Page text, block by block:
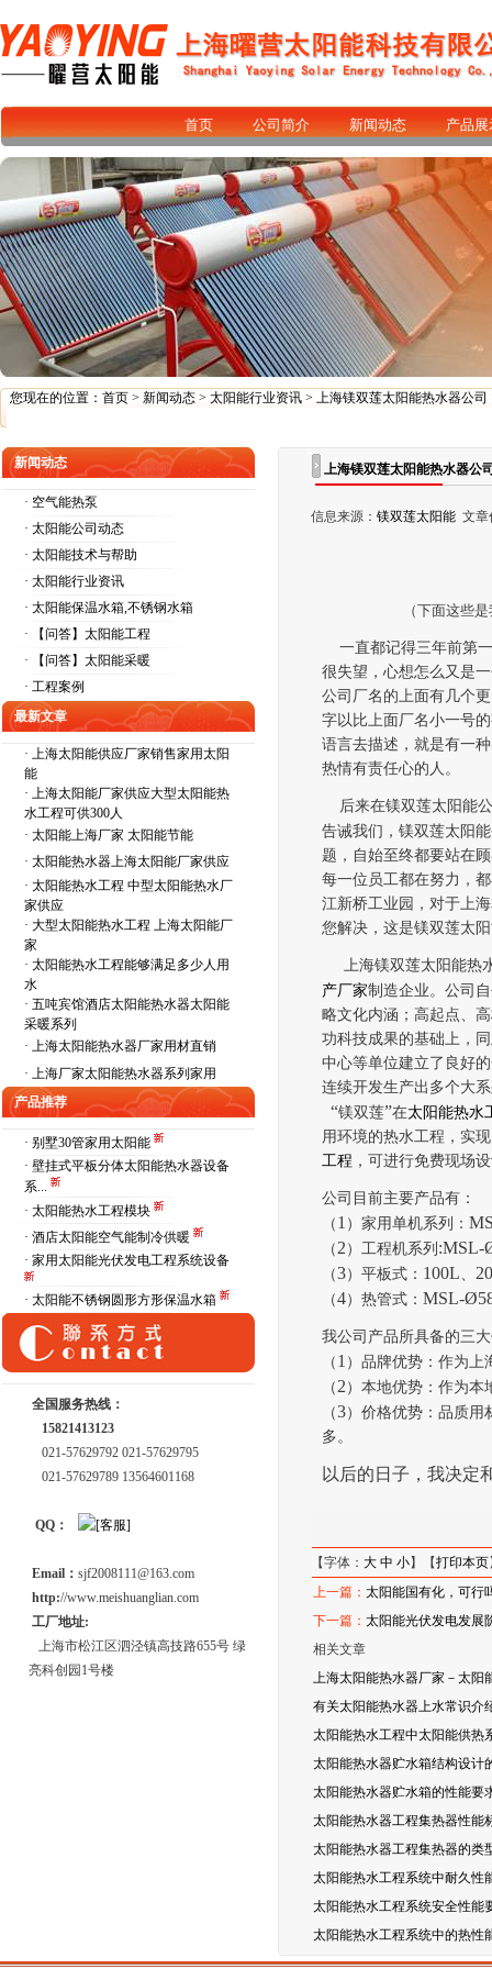
首页 公司简介 新闻动态 产品展
您现在的位置： 首页 > 新闻动态 > 太阳能行业资讯 > 上海镁双莲太阳能热水器公司
新闻动态
· 空气能热泵
· 太阳能公司动态
· 太阳能技术与帮助
· 太阳能行业资讯
· 太阳能保温水箱,不锈钢水箱
· 【问答】太阳能工程
· 【问答】太阳能采暖
· 工程案例
最新文章
· 上海太阳能供应厂家销售家用太阳
能
· 上海太阳能厂家供应大型太阳能热
水工程可供300人
· 太阳能上海厂家 太阳能节能
· 太阳能热水器上海太阳能厂家供应
· 太阳能热水工程 中型太阳能热水厂
家供应
· 大型太阳能热水工程 上海太阳能厂
家
· 太阳能热水工程能够满足多少人用
水
· 五吨宾馆酒店太阳能热水器太阳能
采暖系列
· 上海太阳能热水器厂家用材直销
· 上海厂家太阳能热水器系列家用
产品推荐
· 别墅30管家用太阳能
· 壁挂式平板分体太阳能热水器设备
系...
· 太阳能热水工程模块
· 酒店太阳能空气能制冷供暖
· 家用太阳能光伏发电工程系统设备
· 太阳能不锈钢圆形方形保温水箱
全国服务热线：
15821413123
021-57629792 021-57629795
021-57629789 13564601168
QQ：
Email： sjf2008111@163.com
http://www.meishuanglian.com
工厂地址:
上海市松江区泗泾镇高技路655号 绿
亮科创园1号楼
上海镁双莲太阳能热水器公
信息来源：镁双莲太阳能 文
（下面这些
一直都记得三年前第
很失望，心想怎么又是
公司厂名的上面有几个
字以比上面厂名小一号
语言去描述，就是有一
热情有责任心的人。
后来在镁双莲太阳能
告诫我们，镁双莲太阳
题，自始至终都要站在
每一位员工都在努力，
江新桥工业园，对于上
您解决，这是镁双莲太
上海镁双莲太阳能热
产厂家制造企业。公司
略文化内涵；高起点、
功科技成果的基础上，
中心等单位建立了良好
连续开发生产出多个大
“镁双莲”在太阳能热水
用环境的热水工程，实
工程 ，可进行免费现场
公司目前主要产品有：
（ 1 ）家用单机系列：
（2 ）工程机系列 :MSL-
（3）平板式： 100L、
（4）热管式：MSL-
我公司产品所具备的三
（ 1 ）品牌优势：作为上
（2 ）本地优势：作为本
（3）价格优势：品质用
多。
以后的日子，我决定
【字体：大 中 小】【打印本页
上一篇：太阳能国有化，可行
下一篇：太阳能光伏发电发展
相关文章
上海太阳能热水器厂家－太阳
有关太阳能热水器上水常识介
太阳能热水工程中太阳能供热
太阳能热水器贮水箱结构设计
太阳能热水器贮水箱的性能要
太阳能热水器工程集热器性能
太阳能热水器工程集热器的类
太阳能热水工程系统中耐久性
太阳能热水工程系统安全性能
太阳能热水工程系统中的热性